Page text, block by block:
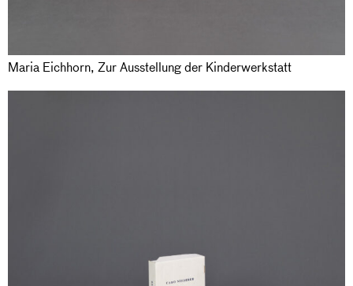
Maria Eichhorn, Zur Ausstellung der Kinderwerkstatt